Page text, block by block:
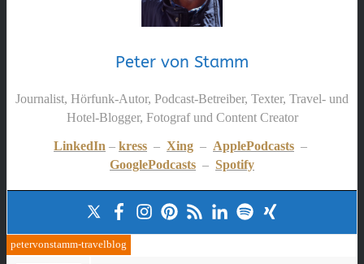
Peter von Stamm
Journalist, Hörfunk-Autor, Podcast-Betreiber, Texter, Travel- und
Hotel-Blogger, Fotograf und Content Creator
LinkedIn – kress – Xing – ApplePodcasts –
GooglePodcasts – Spotify
petervonstamm-travelblog